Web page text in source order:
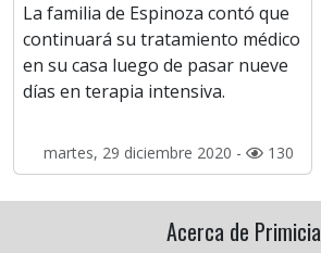
La familia de Espinoza contó que
continuará su tratamiento médico
en su casa luego de pasar nueve
días en terapia intensiva.
martes, 29 diciembre 2020 - 130
Acerca de Primicia